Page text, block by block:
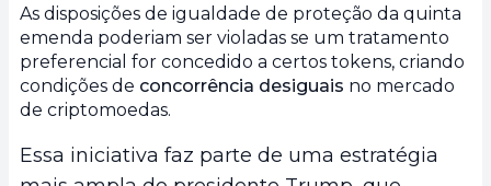
As disposições de igualdade de proteção da quinta
emenda poderiam ser violadas se um tratamento
preferencial for concedido a certos tokens, criando
condições de concorrência desiguais no mercado
de criptomoedas.
Essa iniciativa faz parte de uma estratégia